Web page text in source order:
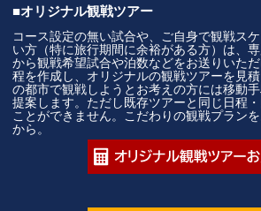
■オリジナル観戦ツアー
コース設定の無い試合や、ご自身で観戦ス
い方（特に旅行期間に余裕がある方）は、
から観戦希望試合や泊数などをお送りいた
程を作成し、オリジナルの観戦ツアーを見
の都市で観戦しようとお考えの方には移動
提案します。ただし既存ツアーと同じ日程
ことができません。こだわりの観戦プラン
から。